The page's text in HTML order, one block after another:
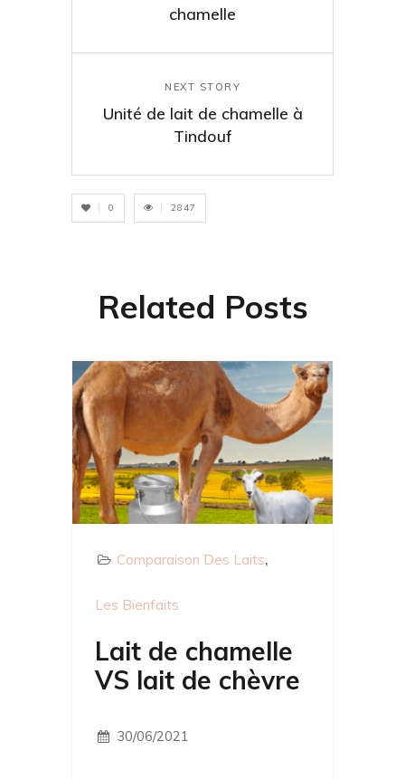
chamelle
NEXT STORY
Unité de lait de chamelle à
Tindouf
0 2847
Related Posts
Comparaison Des Laits
Les Bienfaits
Lait de chamelle
VS lait de chèvre
30/06/2021